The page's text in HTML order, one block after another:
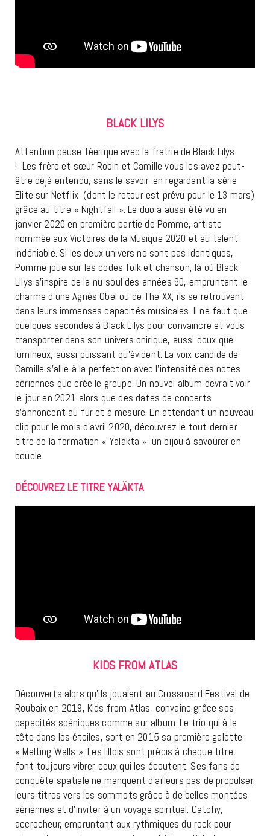
BLACK LILYS
Attention pause féerique avec la fratrie de Black Lilys
! Les frère et sœur Robin et Camille vous les avez peut-
être déjà entendu, sans le savoir, en regardant la série
Elite sur Netflix (dont le retour est prévu pour le 13 mars)
grâce au titre « Nightfall ». Le duo a aussi été vu en
janvier 2020 en première partie de Pomme, artiste
nommée aux Victoires de la Musique 2020 et au talent
indéniable. Si les deux univers ne sont pas identiques,
Pomme joue sur les codes folk et chanson, là où Black
Lilys s’inspire de la nu-soul des années 90, empruntant le
charme d’une Agnès Obel ou de The XX, ils se retrouvent
dans leurs immenses capacités musicales. Il ne faut que
quelques secondes à Black Lilys pour convaincre et vous
transporter dans son univers onirique, aussi doux que
lumineux, aussi puissant qu’évident. La voix candide de
Camille s’allie à la perfection avec l’intensité des notes
aériennes que crée le groupe. Un nouvel album devrait voir
le jour en 2021 alors que des dates de concerts
s’annoncent au fur et à mesure. En attendant un nouveau
clip pour le mois d’avril 2020, découvrez le tout dernier
titre de la formation « Yaläkta », un bijou à savourer en
boucle.
DÉCOUVREZ LE TITRE YALÄKTA
KIDS FROM ATLAS
Découverts alors qu’ils jouaient au Crossroard Festival de
Roubaix en 2019, Kids from Atlas, convainc grâce ses
capacités scéniques comme sur album. Le trio qui à la
tête dans les étoiles, sort en 2015 sa première galette
« Melting Walls ». Les lillois sont précis à chaque titre,
font toujours vibrer ceux qui les écoutent. Ses fans de
conquête spatiale ne manquent d’ailleurs pas de propulser
leurs titres vers les sommets grâce à de belles montées
aériennes et d’inviter à un voyage spirituel. Catchy,
accrocheur, empruntant aux rythmiques du rock pour